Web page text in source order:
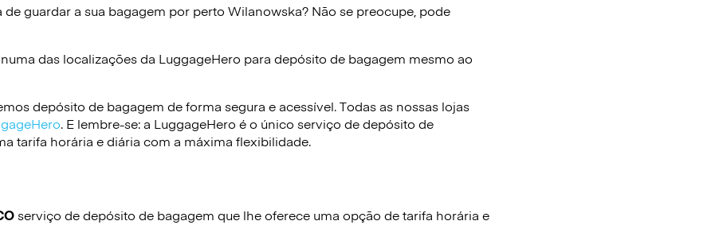
de guardar a sua bagagem por perto Wilanowska? Não se preocupe, pode
das localizações da LuggageHero para depósito de bagagem mesmo ao
depósito de bagagem de forma segura e acessível. Todas as nossas lojas
. E lembre-se: a LuggageHero é o único serviço de depósito de
tarifa horária e diária com a máxima flexibilidade.
serviço de depósito de bagagem que lhe oferece uma opção de tarifa horária e